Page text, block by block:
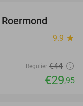
9.9 star
Regulier €44
€29,95